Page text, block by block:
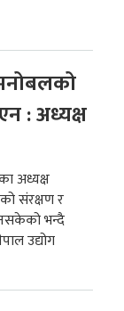
: अध्यक्ष
अध्यक्ष
संरक्षण र
भन्दै
उद्योग